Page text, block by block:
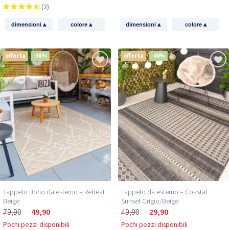
(2)
dimensioni▴ colore ▴ dimensioni▴ colore ▴
offerta -38%
Tappeto Boho da esterno – Retreat
Beige
79,90 49,90
Pochi pezzi disponibili
offerta -40%
Tappeto da esterno – Coastal
Sunset Grigio/Beige
49,90 29,90
Pochi pezzi disponibili